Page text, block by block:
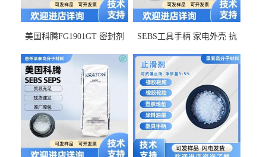
美国科腾FG1901GT 密封剂
佳 透明级
SEBS工具手柄 家电外壳 抗
耐候G1653VO